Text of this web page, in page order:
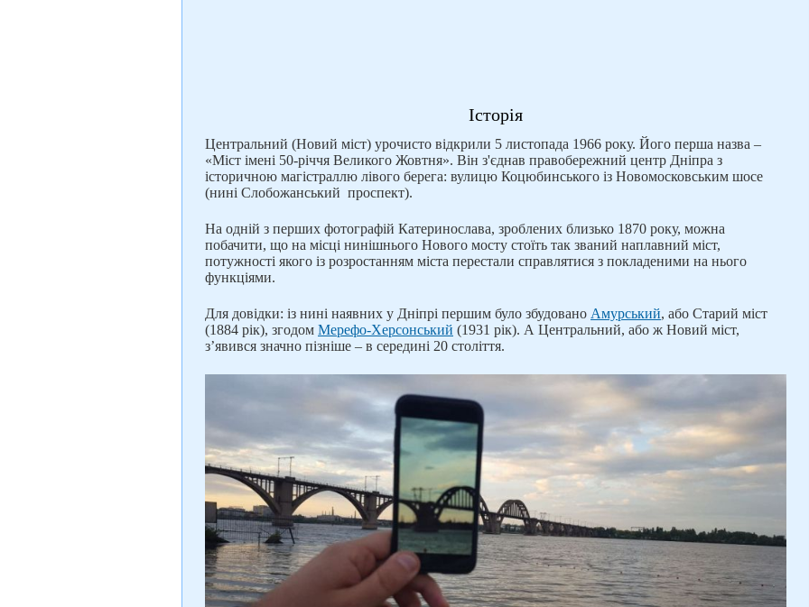
Історія
Центральний (Новий міст) урочисто відкрили 5 листопада 1966 року. Його перша назва –
«Міст імені 50-річчя Великого Жовтня». Він з'єднав правобережний центр Дніпра з
історичною магістраллю лівого берега: вулицю Коцюбинського із Новомосковським шосе
(нині Слобожанський проспект).
На одній з перших фотографій Катеринослава, зроблених близько 1870 року, можна
побачити, що на місці нинішнього Нового мосту стоїть так званий наплавний міст,
потужності якого із розростанням міста перестали справлятися з покладеними на нього
функціями.
Для довідки: із нині наявних у Дніпрі першим було збудовано Амурський, або Старий міст
(1884 рік), згодом Мерефо-Херсонський (1931 рік). А Центральний, або ж Новий міст,
з’явився значно пізніше – в середині 20 століття.